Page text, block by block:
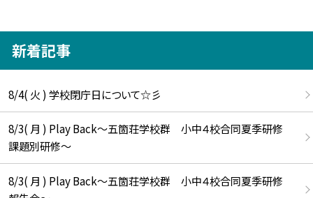
新着記事
8/4( 火 ) 学校閉庁日について☆彡
8/3( 月 ) Play Back～五箇荘学校群 小中４校合同夏季研修
課題別研修～
8/3( 月 ) Play Back～五箇荘学校群 小中４校合同夏季研修